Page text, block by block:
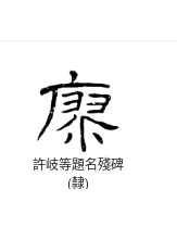
許岐等題名殘碑
(隸)